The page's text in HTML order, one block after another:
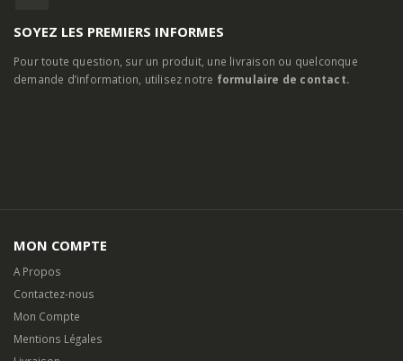
SOYEZ LES PREMIERS INFORMES
Pour toute question, sur un produit, une livraison ou quelconque
demande d’information, utilisez notre formulaire de contact.
MON COMPTE
A Propos
Contactez-nous
Mon Compte
Mentions Légales